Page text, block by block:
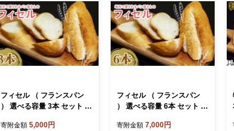
フィセル （ フランスパン
） 選べる容量 3本 セット ｜
凍 パンストック 人気 有名
寄附金額 5,000円
フィセル （ フランスパン
） 選べる容量 6本 セット ｜
凍 パンストック 人気 有名
寄附金額 7,000円